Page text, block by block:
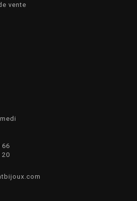
vente
66
20​